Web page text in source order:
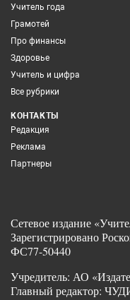
Учитель года
Грамотей
Про финансы
Здоровье
Учитель и цифра
Все рубрики
КОНТАКТЫ
Редакция
Реклама
Партнеры
Сетевое издание
Зарегистрировано
ФС77-50440
Учредитель: АО
Главный редактор: